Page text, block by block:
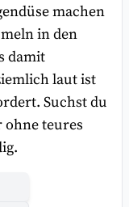
machen
in den
damit
laut ist
Suchst du
teures